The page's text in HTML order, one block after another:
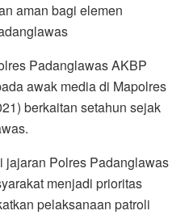
aman bagi elemen
Padanglawas AKBP
awak media di Mapolres
berkaitan setahun sejak
jajaran Polres Padanglawas
menjadi prioritas
pelaksanaan patroli